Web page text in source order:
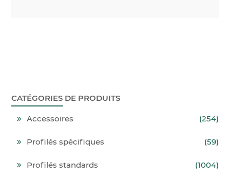
CATÉGORIES DE PRODUITS
Accessoires (254)
Profilés spécifiques (59)
Profilés standards (1004)